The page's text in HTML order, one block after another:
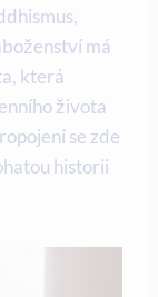
má
která
života
se zde
historii